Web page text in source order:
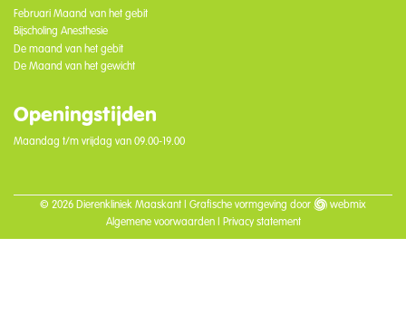
Februari Maand van het gebit
Bijscholing Anesthesie
De maand van het gebit
De Maand van het gewicht
Openingstijden
Maandag t/m vrijdag van 09.00-19.00
© 2026 Dierenkliniek Maaskant | Grafische vormgeving door
webmix
Algemene voorwaarden| Privacy statement